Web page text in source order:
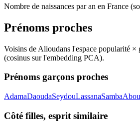
Nombre de naissances par an en France
Prénoms proches
Voisins de Alioudans l'espace popularité ×
(cosinus sur l'embedding PCA).
Prénoms garçons proches
AdamaDaoudaSeydouLassanaSamba
Côté filles, esprit similaire